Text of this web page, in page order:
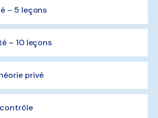
– 5 leçons
– 10 leçons
privé